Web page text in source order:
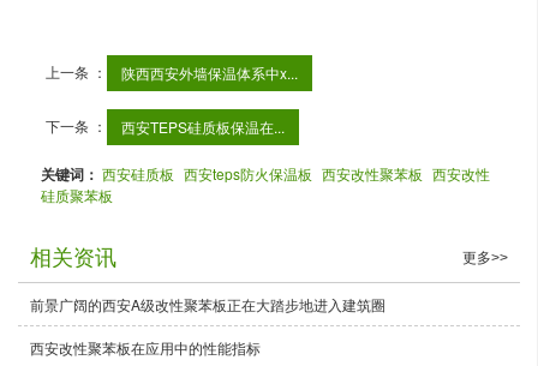
上一条 ： 陕西西安外墙保温体系中x...
下一条 ： 西安TEPS硅质板保温在...
关键词：西安硅质板 西安teps防火保温板 西安改性聚苯板 西安改性
硅质聚苯板
相关资讯 更多>>
前景广阔的西安A级改性聚苯板正在大踏步地进入建筑圈
西安改性聚苯板在应用中的性能指标